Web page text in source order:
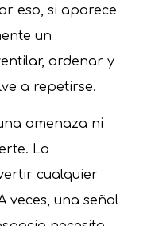
eso, si aparece
un
ordenar y
a repetirse.
amenaza ni
La
cualquier
veces, una señal